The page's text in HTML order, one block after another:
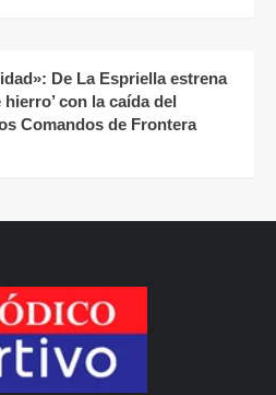
De La Espriella estrena
con la caída del
Comandos de Frontera